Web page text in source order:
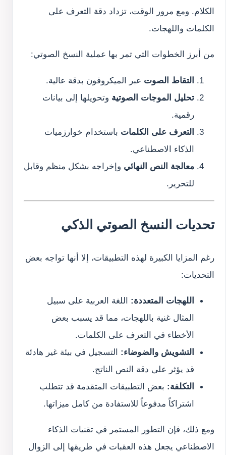
الكلام. ومع مرور الوقت، تزداد دقة التعرف على
الكلمات واللهجات.
من أبرز الخطوات التي تمر بها عملية النسخ الصوتي:
التقاط الصوت عبر الميكروفون بدقة عالية.
تحليل الموجات الصوتية وتحويلها إلى بيانات
رقمية.
التعرف على الكلمات باستخدام خوارزميات
الذكاء الاصطناعي.
معالجة النص النهائي وإخراجه بشكل منظم وقابل
للتحرير.
تحديات النسخ الصوتي الذكي
رغم المزايا الكبيرة لهذه التطبيقات، إلا أنها تواجه بعض
التحديات:
اللهجات المتعددة: اللغة العربية على سبيل
المثال غنية باللهجات، مما قد يسبب بعض
الأخطاء في التعرف على الكلمات.
التشويش والضوضاء: التسجيل في بيئة غير هادئة
قد يؤثر على دقة النص الناتج.
التكلفة: بعض التطبيقات المتقدمة قد تتطلب
اشتراكاً مدفوعاً للاستفادة من كامل ميزاتها.
ومع ذلك، فإن التطور المستمر في تقنيات الذكاء
الاصطناعي يجعل هذه العقبات في طريقها إلى الزوال